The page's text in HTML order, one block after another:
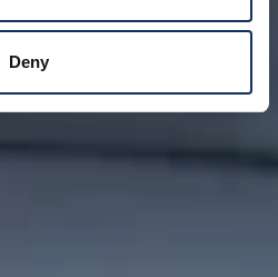
Deny